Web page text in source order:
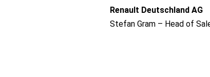
Renault Deutschland AG
Stefan Gram – Head of